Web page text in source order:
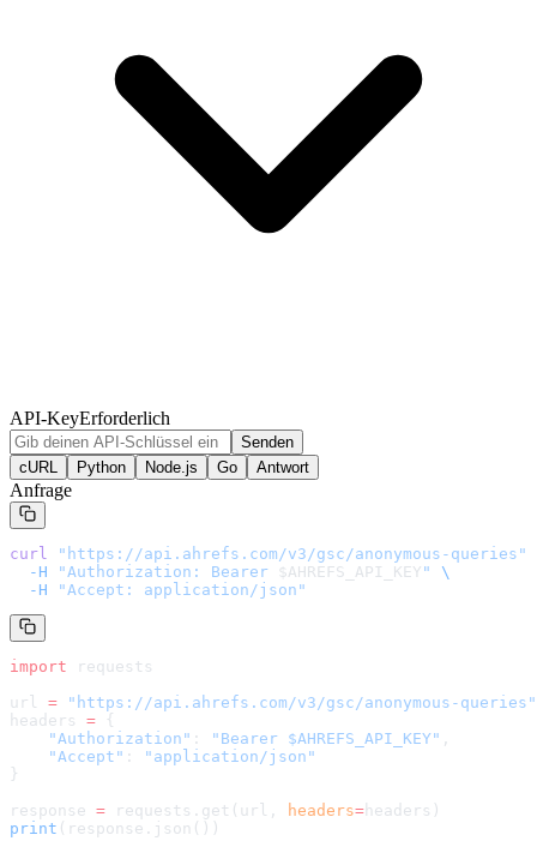
API-KeyErforderlich
Senden
cURL
Python Node.js Go Antwort
Anfrage
curl " https://api.ahrefs.com/v3/gsc/anonymous-queries "
  -H
"Authorization: Bearer $AHREFS_API_KEY "
\
  -H
"Accept: application/json"
import requests
url = " https://api.ahrefs.com/v3/gsc/anonymous-queries "
headers = {
    "Authorization"
: "Bearer $AHREFS_API_KEY" ,
    "Accept"
:
"application/json"
}
response = requests.get(url, headers= headers )
print (response.json())